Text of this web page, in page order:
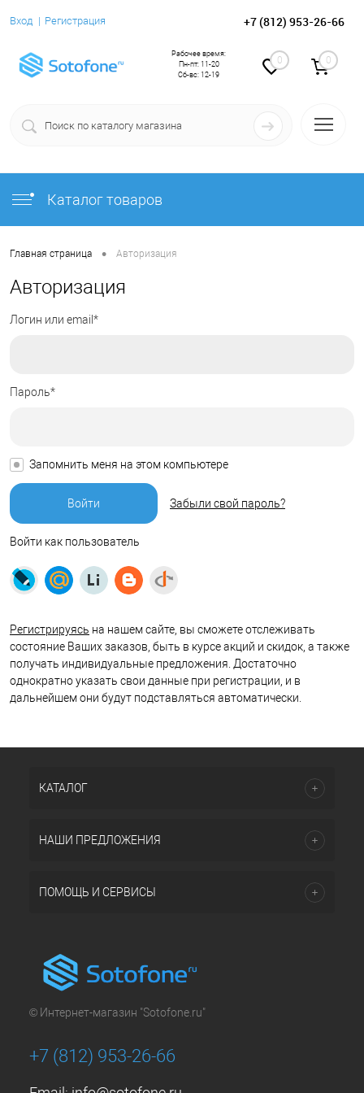
Вход Регистрация +7 (812) 953-26-66
0 0
Рабочее время:
Пн-пт: 11-20
Сб-вс: 12-19
Каталог товаров
Главная страница • Авторизация
Авторизация
Логин или email*
Пароль*
Запомнить меня на этом компьютере
Забыли свой пароль?
Войти как пользователь
Регистрируясь на нашем сайте, вы сможете отслеживать
состояние Ваших заказов, быть в курсе акций и скидок, а также
получать индивидуальные предложения. Достаточно
однократно указать свои данные при регистрации, и в
дальнейшем они будут подставляться автоматически.
КАТАЛОГ
НАШИ ПРЕДЛОЖЕНИЯ
ПОМОЩЬ И СЕРВИСЫ
© Интернет-магазин "Sotofone.ru"
+7 (812) 953-26-66